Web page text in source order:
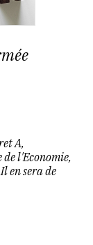
A,
l'Economie,
en sera de